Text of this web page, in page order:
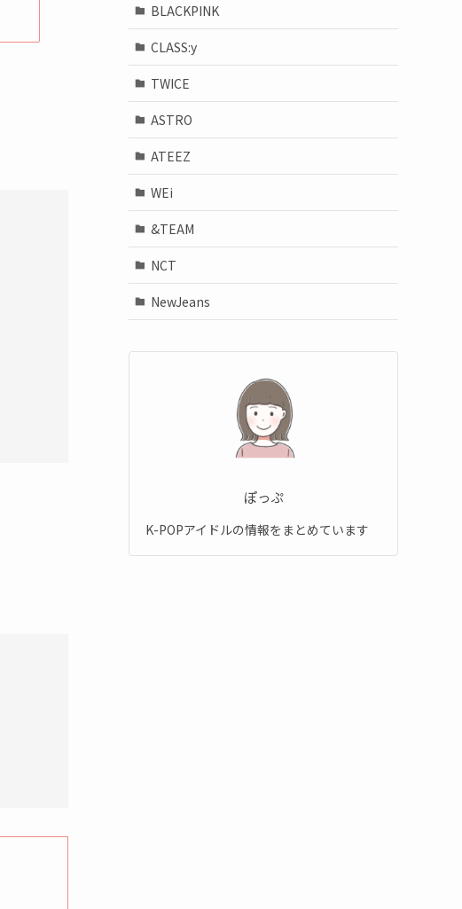
BLACKPINK
CLASS:y
TWICE
ASTRO
ATEEZ
WEi
&TEAM
NCT
NewJeans
ぽっぷ
K-POPアイドルの情報をまとめています